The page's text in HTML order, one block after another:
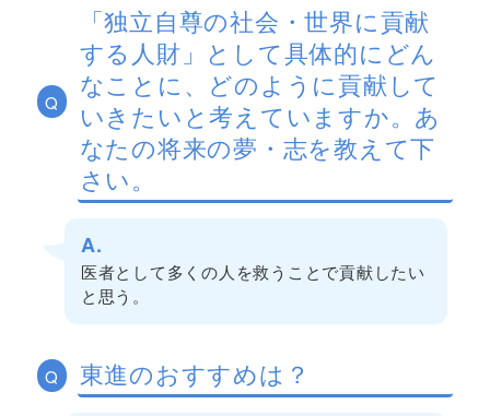
Q
「独立自尊の社会・世界に貢献
する人財」として具体的にどん
なことに、どのように貢献して
いきたいと考えていますか。あ
なたの将来の夢・志を教えて下
さい。
A.
医者として多くの人を救うことで貢献したい
と思う。
Q 東進のおすすめは？